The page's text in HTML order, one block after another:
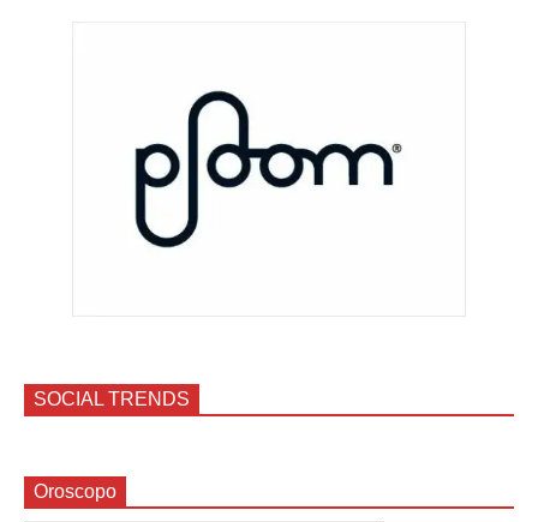
SOCIAL TRENDS
Oroscopo